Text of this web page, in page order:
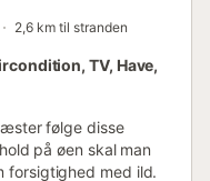
2,6 km til stranden
TV, Have,
følge disse
på øen skal man
forsigtighed med ild.